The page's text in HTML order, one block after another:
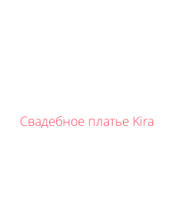
Свадебное платье Kira